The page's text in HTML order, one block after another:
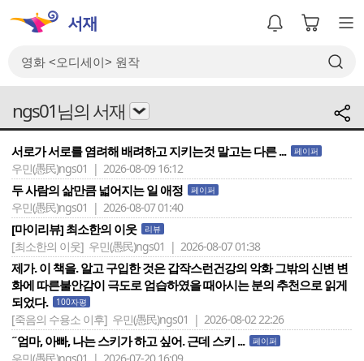
ngs01님의 서재
서로가 서로를 염려해 배려하고 지키는것 말고는 다른 ... 페이퍼
우민(愚民)ngs01 | 2026-08-09 16:12
두 사람의 삶만큼 넓어지는 일 애정 페이퍼
우민(愚民)ngs01 | 2026-08-07 01:40
[마이리뷰] 최소한의 이웃 리뷰
[최소한의 이웃] 우민(愚民)ngs01 | 2026-08-07 01:38
제가. 이 책을. 알고 구입한 것은 갑작스런건강의 악화 그밖의 신변 변
화에 따른불안감이 극도로 엄습하였을 때아시는 분의 추천으로 읽게
되었다.
100자평
[죽음의 수용소 이후] 우민(愚民)ngs01 | 2026-08-02 22:26
˝엄마, 아빠, 나는 스키가 하고 싶어. 근데 스키 ... 페이퍼